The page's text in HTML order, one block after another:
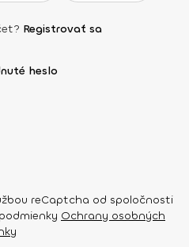
Registrovať sa
heslo
reCaptcha od spoločnosti
Ochrany osobných